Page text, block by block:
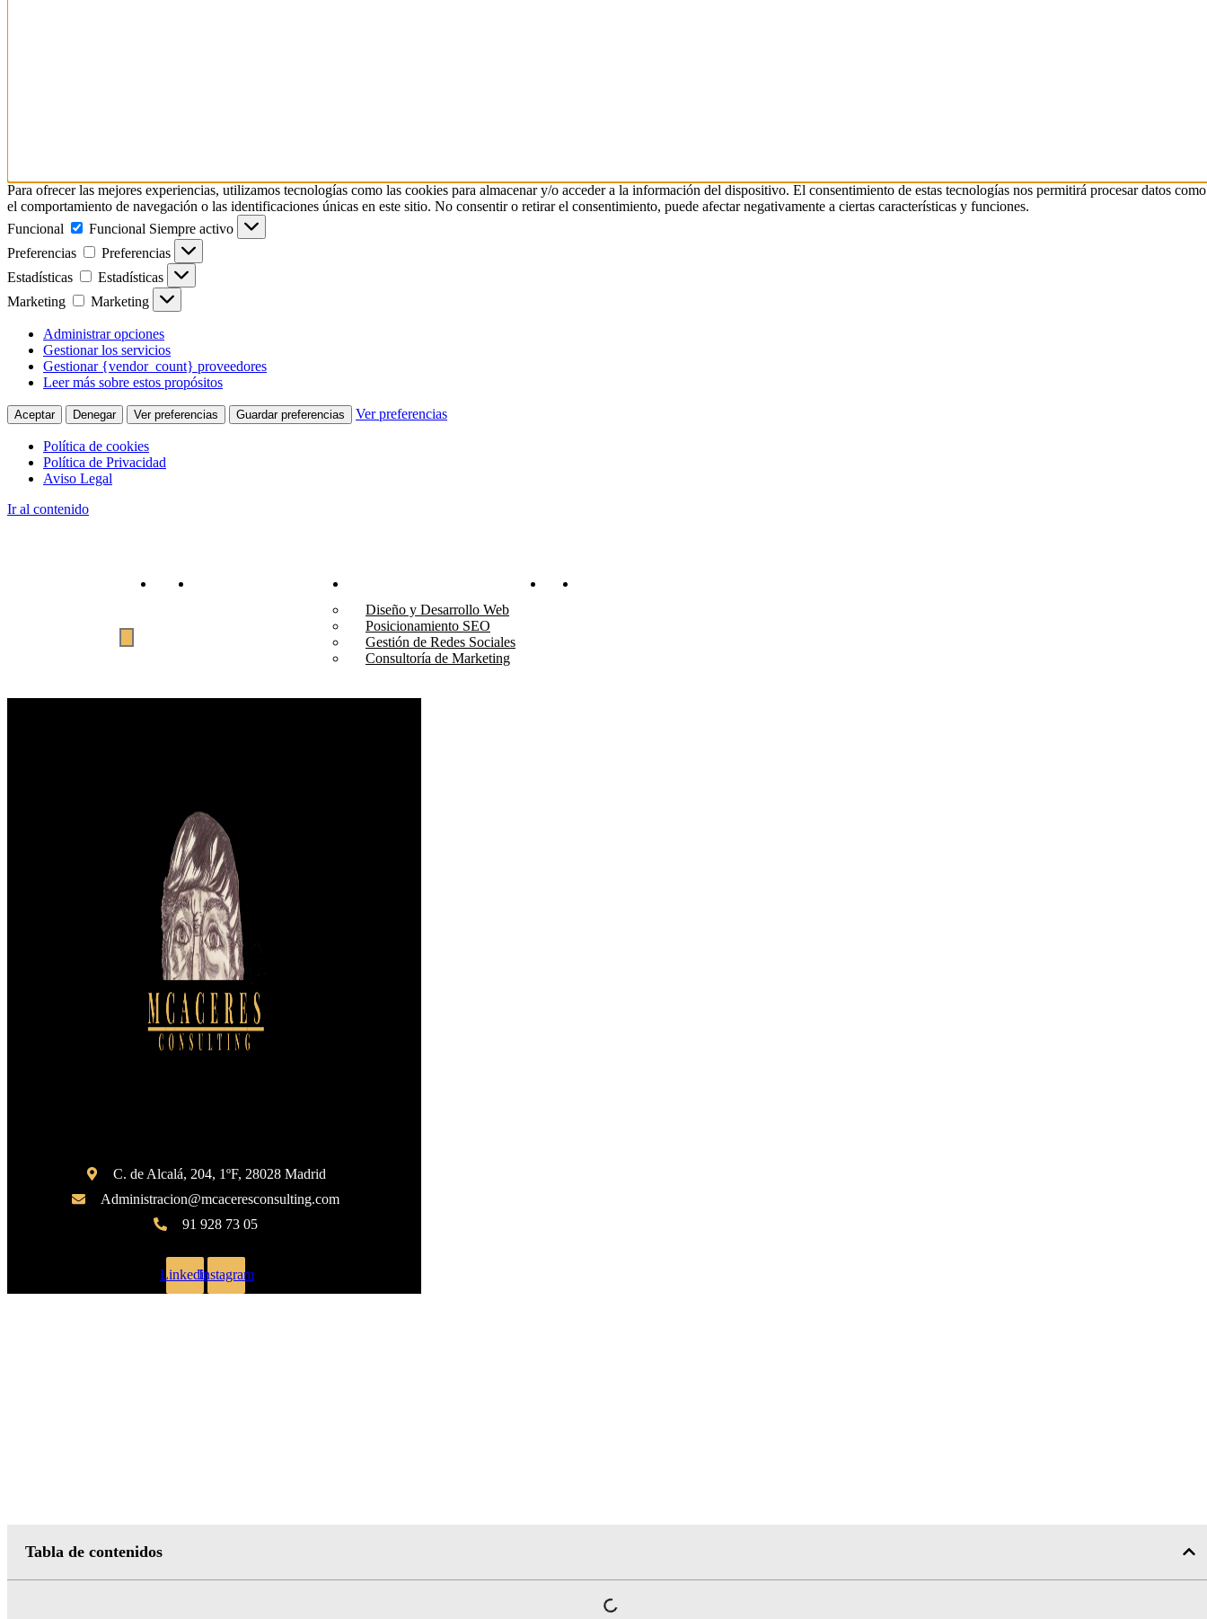
Para ofrecer las mejores experiencias, utilizamos tecnologías como las cookies para almacenar y/o acceder a la información del dispositivo. El consentimiento de estas tecnologías nos permitirá procesar datos como
el comportamiento de navegación o las identificaciones únicas en este sitio. No consentir o retirar el consentimiento, puede afectar negativamente a ciertas características y funciones.
Funcional
Funcional Siempre activo
Preferencias
Preferencias
Estadísticas
Estadísticas
Marketing
Marketing
Administrar opciones
Gestionar los servicios
Gestionar {vendor_count} proveedores
Leer más sobre estos propósitos
Aceptar Denegar Ver preferencias Guardar preferencias Ver preferencias
Política de cookies
Política de Privacidad
Aviso Legal
Ir al contenido
Inicio MCáceres Consulting
Diseño y Desarrollo Web
Posicionamiento SEO
Gestión de Redes Sociales
Consultoría de Marketing
Blog
C. de Alcalá, 204, 1ºF, 28028 Madrid
Administracion@mcaceresconsulting.com
91 928 73 05
LinkedinInstagram
Tabla de contenidos